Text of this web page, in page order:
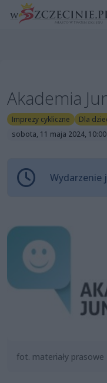
Akademia
Imprezy cykliczne Dla
sobota, 11 maja 2024, 10:00
Wydarzenie
fot. materiały prasowe